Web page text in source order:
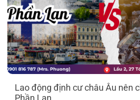
Lao động định cư châu Âu nên
Phần Lan